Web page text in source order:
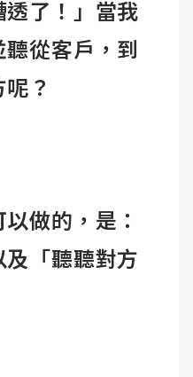
了！」 當我
從客戶，到
？
做的，是：
及「聽聽對方